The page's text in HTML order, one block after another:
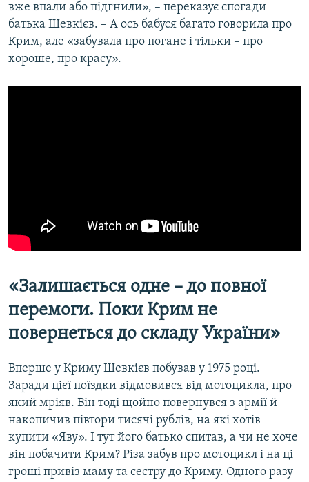
вже впали або підгнили», – переказує спогади
батька Шевкієв. – А ось бабуся багато говорила про
Крим, але «забувала про погане і тільки – про
хороше, про красу».
«Залишається одне – до повної
перемоги. Поки Крим не
повернеться до складу України»
Вперше у Криму Шевкієв побував у 1975 році.
Заради цієї поїздки відмовився від мотоцикла, про
який мріяв. Він тоді щойно повернувся з армії й
накопичив півтори тисячі рублів, на які хотів
купити «Яву». І тут його батько спитав, а чи не хоче
він побачити Крим? Різа забув про мотоцикл і на ці
гроші привіз маму та сестру до Криму. Одного разу